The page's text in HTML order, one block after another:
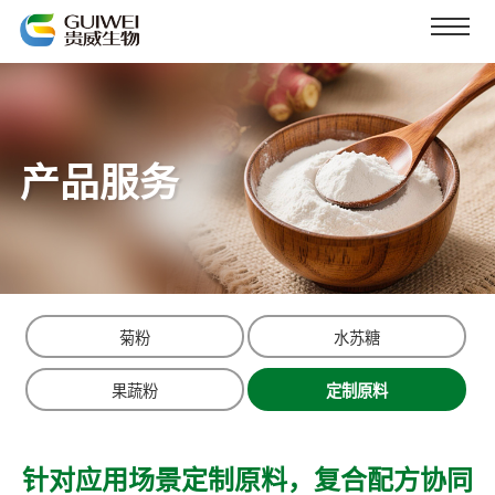
产品服务
菊粉 水苏糖
果蔬粉 定制原料
针对应用场景定制原料，复合配方协同